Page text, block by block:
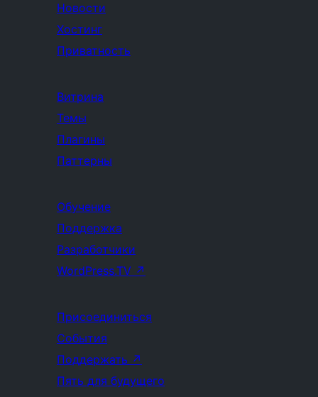
Новости
Хостинг
Приватность
Витрина
Темы
Плагины
Паттерны
Обучение
Поддержка
Разработчики
WordPress.TV ↗
Присоединиться
События
Поддержать ↗
Пять для будущего